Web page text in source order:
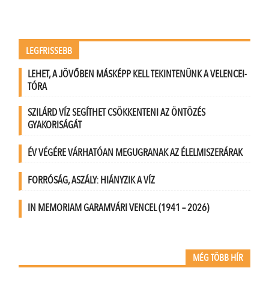
LEGFRISSEBB
LEHET, A JÖVŐBEN MÁSKÉPP KELL TEKINTENÜNK A VELENCEI-
TÓRA
SZILÁRD VÍZ SEGÍTHET CSÖKKENTENI AZ ÖNTÖZÉS
GYAKORISÁGÁT
ÉV VÉGÉRE VÁRHATÓAN MEGUGRANAK AZ ÉLELMISZERÁRAK
FORRÓSÁG, ASZÁLY: HIÁNYZIK A VÍZ
IN MEMORIAM GARAMVÁRI VENCEL (1941 – 2026)
MÉG TÖBB HÍR